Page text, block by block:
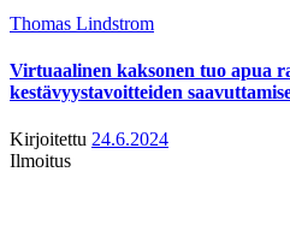
Thomas Lindstrom
Virtuaalinen kaksonen tuo apua
kestävyystavoitteiden
Kirjoitettu 24.6.2024
Ilmoitus